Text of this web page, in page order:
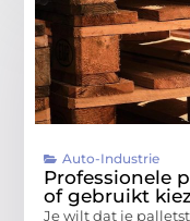
Auto-Industrie
Professionele
of gebruikt
Je wilt dat je